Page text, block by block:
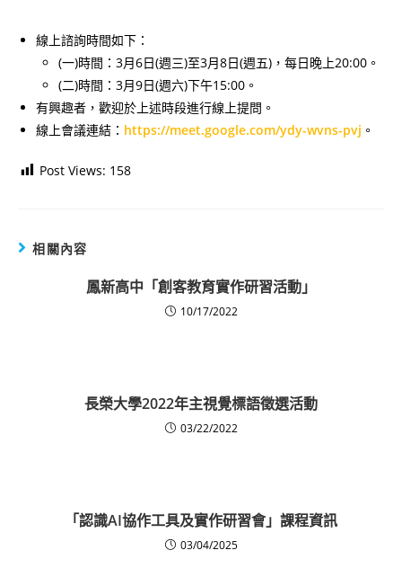
線上諮詢時間如下：
(一)時間：3月6日(週三)至3月8日(週五)，每日晚上20:00。
(二)時間：3月9日(週六)下午15:00。
有興趣者，歡迎於上述時段進行線上提問。
線上會議連結： https://meet.google.com/ydy-wvns-pvj 。
Post Views: 158
相關內容
鳳新高中「創客教育實作研習活動」
10/17/2022
長榮大學2022年主視覺標語徵選活動
03/22/2022
「認識AI協作工具及實作研習會」課程資訊
03/04/2025